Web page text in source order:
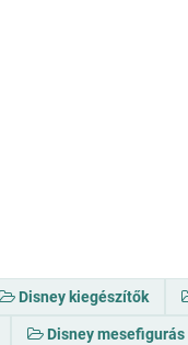
Disney kiegészítők
Disney